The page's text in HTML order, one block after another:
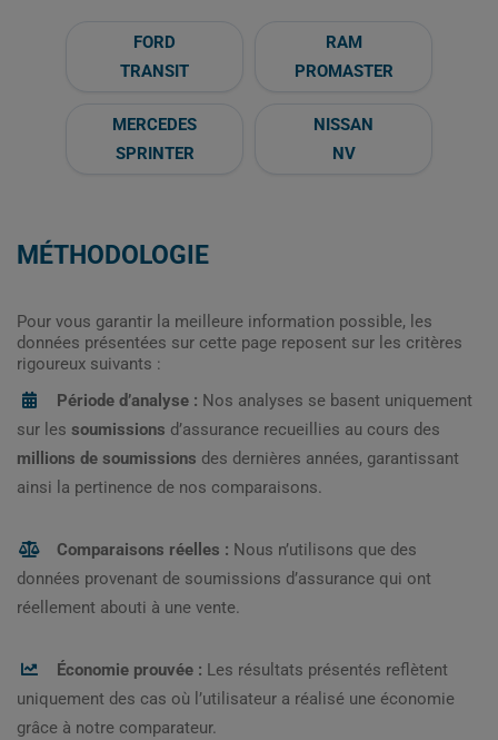
FORD
TRANSIT
RAM
PROMASTER
MERCEDES
SPRINTER
NISSAN
NV
MÉTHODOLOGIE
Pour vous garantir la meilleure information possible, les
données présentées sur cette page reposent sur les critères
rigoureux suivants :
Période d’analyse : Nos analyses se basent uniquement
sur les soumissions d’assurance recueillies au cours des
millions de soumissions des dernières années, garantissant
ainsi la pertinence de nos comparaisons.
Comparaisons réelles : Nous n’utilisons que des
données provenant de soumissions d’assurance qui ont
réellement abouti à une vente.
Économie prouvée : Les résultats présentés reflètent
uniquement des cas où l’utilisateur a réalisé une économie
grâce à notre comparateur.